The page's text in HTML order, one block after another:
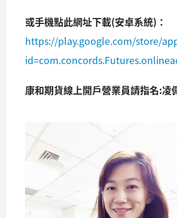
或手機點此網址下載(安卓系統)：
https://play.google.com/store/
康和期貨線上開戶營業員請指名:凌